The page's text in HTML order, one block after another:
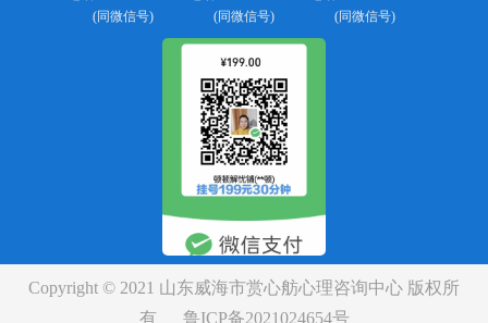
(同微信号)
(同微信号)
(同微信号)
Copyright © 2021 山东威海市赏心舫心理咨询中心 版权所
有 鲁ICP备2021024654号